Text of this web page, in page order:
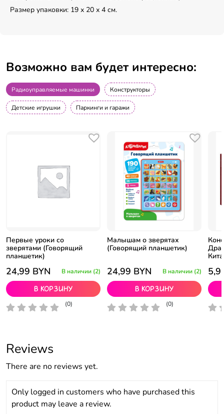
Размер упаковки: 19 х 20 х 4 см.
Возможно вам будет интересно:
Радиоуправляемые машинки Конструкторы
Детские игрушки Паркинги и гаражи
Первые уроки со
зверятами (Говорящий
планшетик)
24,99 BYN В наличии (2)
В корзину
(0)
Малышам о зверятах
(Говорящий планшетик)
24,99 BYN В наличии (2)
В корзину
(0)
Reviews
There are no reviews yet.
Only logged in customers who have purchased this
product may leave a review.